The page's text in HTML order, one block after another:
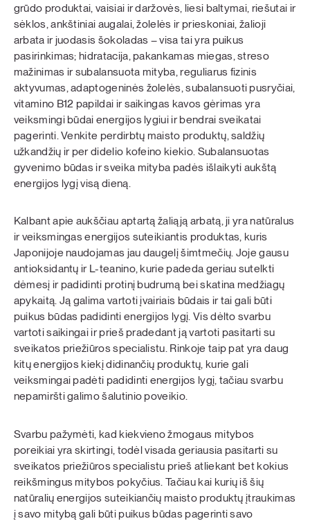
grūdo produktai, vaisiai ir daržovės, liesi baltymai, riešutai ir
sėklos, ankštiniai augalai, žolelės ir prieskoniai, žalioji
arbata ir juodasis šokoladas – visa tai yra puikus
pasirinkimas; hidratacija, pakankamas miegas, streso
mažinimas ir subalansuota mityba, reguliarus fizinis
aktyvumas, adaptogeninės žolelės, subalansuoti pusryčiai,
vitamino B12 papildai ir saikingas kavos gėrimas yra
veiksmingi būdai energijos lygiui ir bendrai sveikatai
pagerinti. Venkite perdirbtų maisto produktų, saldžių
užkandžių ir per didelio kofeino kiekio. Subalansuotas
gyvenimo būdas ir sveika mityba padės išlaikyti aukštą
energijos lygį visą dieną.
Kalbant apie aukščiau aptartą žaliąją arbatą, ji yra natūralus
ir veiksmingas energijos suteikiantis produktas, kuris
Japonijoje naudojamas jau daugelį šimtmečių. Joje gausu
antioksidantų ir L-teanino, kurie padeda geriau sutelkti
dėmesį ir padidinti protinį budrumą bei skatina medžiagų
apykaitą. Ją galima vartoti įvairiais būdais ir tai gali būti
puikus būdas padidinti energijos lygį. Vis dėlto svarbu
vartoti saikingai ir prieš pradedant ją vartoti pasitarti su
sveikatos priežiūros specialistu. Rinkoje taip pat yra daug
kitų energijos kiekį didinančių produktų, kurie gali
veiksmingai padėti padidinti energijos lygį, tačiau svarbu
nepamiršti galimo šalutinio poveikio.
Svarbu pažymėti, kad kiekvieno žmogaus mitybos
poreikiai yra skirtingi, todėl visada geriausia pasitarti su
sveikatos priežiūros specialistu prieš atliekant bet kokius
reikšmingus mitybos pokyčius. Tačiau kai kurių iš šių
natūralių energijos suteikiančių maisto produktų įtraukimas
į savo mitybą gali būti puikus būdas pagerinti savo